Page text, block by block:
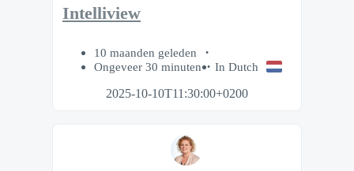
Intelliview
10 maanden geleden
Ongeveer 30 minuten
In Dutch
2025-10-10T11:30:00+0200